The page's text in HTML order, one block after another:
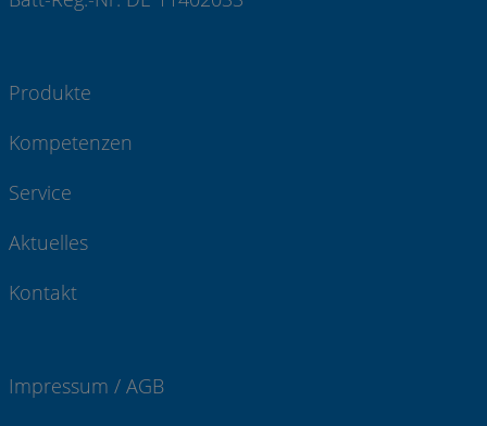
Produkte
Kompetenzen
Service
Aktuelles
Kontakt
Impressum / AGB